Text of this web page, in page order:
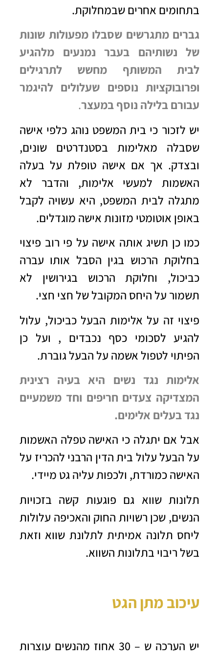
בתחומים אחרים שבמחלוקת.
גברים מתגרשים שסבלו מפעולות שונות
של נשותיהם בעבר נמנעים מלהגיע
לבית המשותף מחשש לתרגילים
ופרובוקציות נוספים שעלולים להיגמר
עבורם בלילה נוסף במעצר.
יש לזכור כי בית המשפט נוהג כלפי אישה
שסבלה מאלימות בסטנדרטים שונים,
ובצדק. אך אם אישה טופלת על בעלה
האשמות למעשי אלימות, והדבר לא
מתגלה לבית המשפט, היא עשויה לקבל
באופן אוטומטי מזונות אישה מוגדלים.
כמו כן תשיג אותה אישה על פי רוב פיצוי
בחלוקת הרכוש בגין הסבל אותו עברה
כביכול, וחלוקת הרכוש בגירושין לא
תשמור על היחס המקובל של חצי חצי.
פיצוי זה על אלימות הבעל כביכול, עלול
להגיע לסכומי כסף נכבדים , ועל כן
הפיתוי לטפול אשמה על הבעל גוברת.
אלימות נגד נשים היא בעיה רצינית
המצדיקה צעדים חריפים וחד משמעיים
נגד בעלים אלימים.
אבל אם יתגלה כי האישה טפלה האשמות
על הבעל עלול בית הדין הרבני להכריז על
האישה כמורדת, ולכפות עליה גט מיידי.
תלונות שווא גם פוגעות קשה בזכויות
הנשים, שכן רשויות החוק והאכיפה עלולות
ליחס תלונה אמיתית לתלונת שווא וזאת
בשל ריבוי בתלונות השווא.
עיכוב מתן הגט
יש הערכה ש – 30 אחוז מהנשים עוצרות